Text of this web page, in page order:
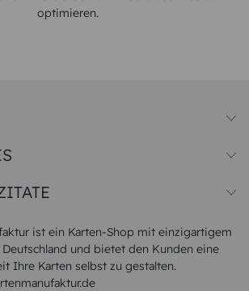
optimieren.
ist ein Karten-Shop mit einzigartigem
und bietet den Kunden eine
Ihre Karten selbst zu gestalten.